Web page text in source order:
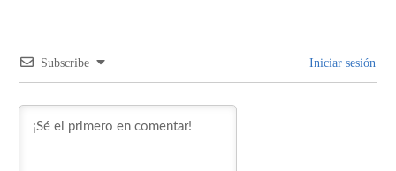
Subscribe Iniciar sesión